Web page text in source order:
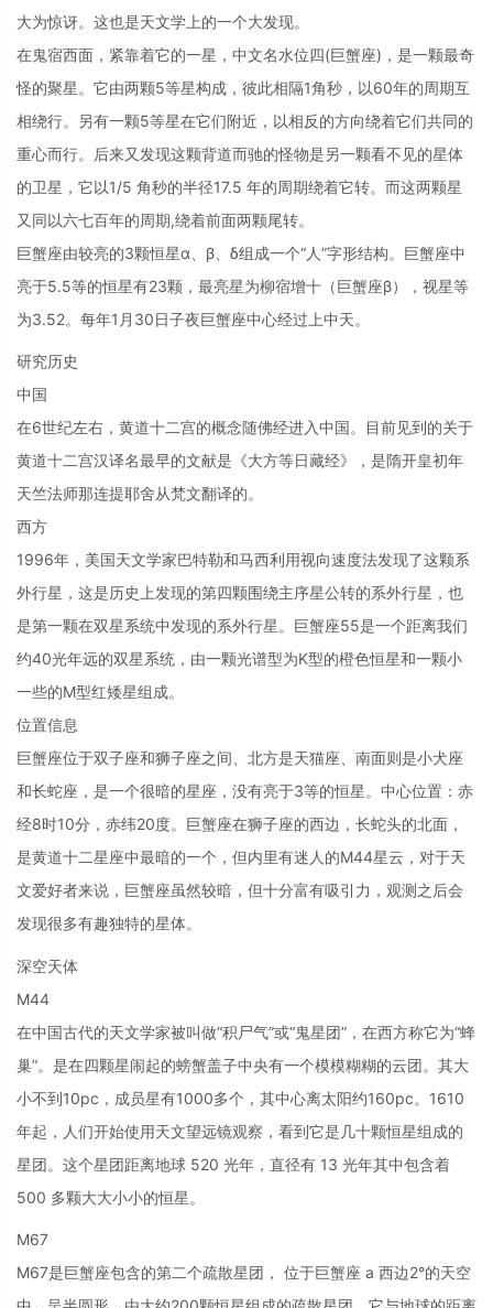
大为惊讶。这也是天文学上的一个大发现。
在鬼宿西面，紧靠着它的一星，中文名水位四(巨蟹座)，是一颗最奇
怪的聚星。它由两颗5等星构成，彼此相隔1角秒，以60年的周期互
相绕行。另有一颗5等星在它们附近，以相反的方向绕着它们共同的
重心而行。后来又发现这颗背道而驰的怪物是另一颗看不见的星体
的卫星，它以1/5 角秒的半径17.5 年的周期绕着它转。而这两颗星
又同以六七百年的周期,绕着前面两颗尾转。
巨蟹座由较亮的3颗恒星α、β、δ组成一个“人”字形结构。巨蟹座中
亮于5.5等的恒星有23颗，最亮星为柳宿增十（巨蟹座β），视星等
为3.52。每年1月30日子夜巨蟹座中心经过上中天。
研究历史
中国
在6世纪左右，黄道十二宫的概念随佛经进入中国。目前见到的关于
黄道十二宫汉译名最早的文献是《大方等日藏经》，是隋开皇初年
天竺法师那连提耶舍从梵文翻译的。
西方
1996年，美国天文学家巴特勒和马西利用视向速度法发现了这颗系
外行星，这是历史上发现的第四颗围绕主序星公转的系外行星，也
是第一颗在双星系统中发现的系外行星。巨蟹座55是一个距离我们
约40光年远的双星系统，由一颗光谱型为K型的橙色恒星和一颗小
一些的M型红矮星组成。
位置信息
巨蟹座位于双子座和狮子座之间、北方是天猫座、南面则是小犬座
和长蛇座，是一个很暗的星座，没有亮于3等的恒星。中心位置：赤
经8时10分，赤纬20度。巨蟹座在狮子座的西边，长蛇头的北面，
是黄道十二星座中最暗的一个，但内里有迷人的M44星云，对于天
文爱好者来说，巨蟹座虽然较暗，但十分富有吸引力，观测之后会
发现很多有趣独特的星体。
深空天体
M44
在中国古代的天文学家被叫做“积尸气”或“鬼星团”，在西方称它为“蜂
巢”。是在四颗星闹起的螃蟹盖子中央有一个模模糊糊的云团。其大
小不到10pc，成员星有1000多个，其中心离太阳约160pc。1610
年起，人们开始使用天文望远镜观察，看到它是几十颗恒星组成的
星团。这个星团距离地球 520 光年，直径有 13 光年其中包含着
500 多颗大大小小的恒星。
M67
M67是巨蟹座包含的第二个疏散星团， 位于巨蟹座 a 西边2°的天空